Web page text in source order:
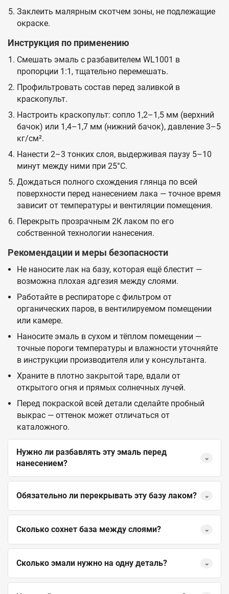
Заклеить малярным скотчем зоны, не подлежащие
окраске.
Инструкция по применению
Смешать эмаль с разбавителем WL1001 в
пропорции 1:1, тщательно перемешать.
Профильтровать состав перед заливкой в
краскопульт.
Настроить краскопульт: сопло 1,2–1,5 мм (верхний
бачок) или 1,4–1,7 мм (нижний бачок), давление 3–5
кг/см².
Нанести 2–3 тонких слоя, выдерживая паузу 5–10
минут между ними при 25°C.
Дождаться полного схождения глянца по всей
поверхности перед нанесением лака — точное время
зависит от температуры и вентиляции помещения.
Перекрыть прозрачным 2К лаком по его
собственной технологии нанесения.
Рекомендации и меры безопасности
Не наносите лак на базу, которая ещё блестит —
возможна плохая адгезия между слоями.
Работайте в респираторе с фильтром от
органических паров, в вентилируемом помещении
или камере.
Наносите эмаль в сухом и тёплом помещении —
точные пороги температуры и влажности уточняйте
в инструкции производителя или у консультанта.
Храните в плотно закрытой таре, вдали от
открытого огня и прямых солнечных лучей.
Перед покраской всей детали сделайте пробный
выкрас — оттенок может отличаться от
каталожного.
Нужно ли разбавлять эту эмаль перед
нанесением?
⌄
Обязательно ли перекрывать эту базу лаком? ⌄
Сколько сохнет база между слоями? ⌄
Сколько эмали нужно на одну деталь? ⌄